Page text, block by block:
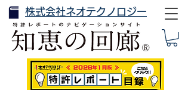
株式会社ネオテクノロジー